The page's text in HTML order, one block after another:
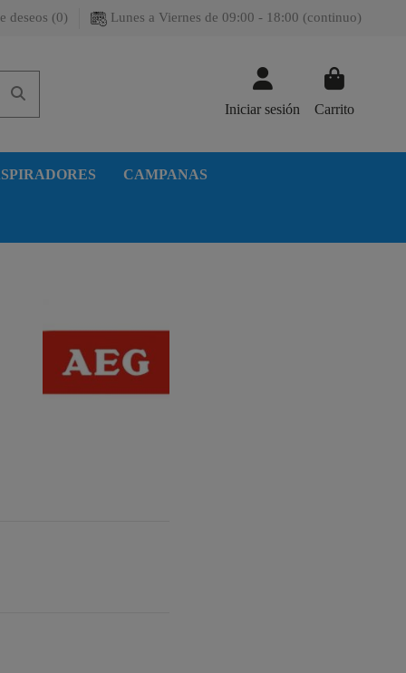
deseos (0) Lunes a Viernes de 09:00 - 18:00 (continuo)
Iniciar sesión Carrito
CAMPANAS